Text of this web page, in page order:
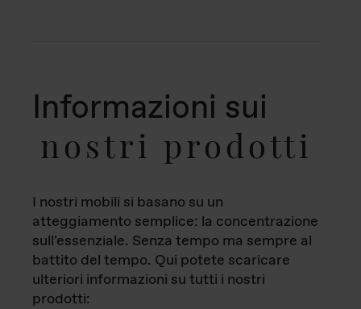
Informazioni sui
nostri prodotti
I nostri mobili si basano su un
atteggiamento semplice: la concentrazione
sull'essenziale. Senza tempo ma sempre al
battito del tempo. Qui potete scaricare
ulteriori informazioni su tutti i nostri
prodotti: